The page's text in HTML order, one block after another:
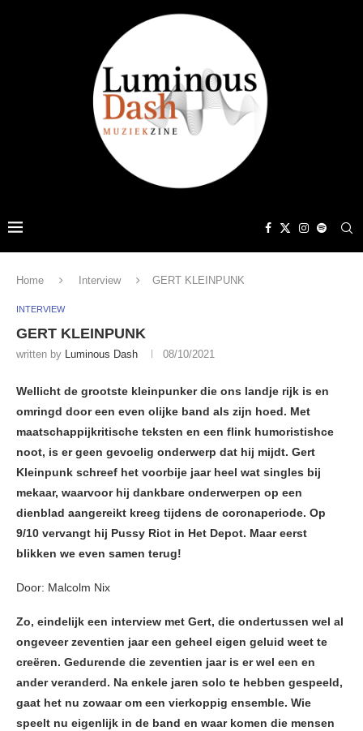
Home Interview GERT KLEINPUNK
INTERVIEW
GERT KLEINPUNK
written by Luminous Dash 08/10/2021
Wellicht de grootste kleinpunker die ons landje rijk is en
omringd door een even olijke band als zijn hoed. Met
maatschappijkritische teksten en een flink humoristishce
noot, is er geen gevoelig onderwerp dat hij mijdt. Gert
Kleinpunk schreef het voorbije jaar heel wat singles bij
mekaar, waarvoor hij dankbare onderwerpen op een
dienblad aangereikt kreeg tijdens de coronaperiode. Op
9/10 vervangt hij Pussy Riot in Het Depot. Maar eerst
blikken we even samen terug!
Door: Malcolm Nix
Zo, eindelijk een interview met Gert, die ondertussen wel al
ongeveer zeventien jaar een geheel eigen geluid weet te
creëren. Gedurende die zeventien jaar is er wel een en
ander veranderd. Na enkele jaren solo te hebben gespeeld,
gaat het nu zowaar om een vierkoppig ensemble. Wie
speelt nu eigenlijk in de band en waar komen die mensen